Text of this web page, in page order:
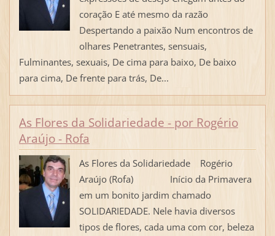
coração E até mesmo da razão
Despertando a paixão Num encontros de
olhares Penetrantes, sensuais,
Fulminantes, sexuais, De cima para baixo, De baixo
para cima, De frente para trás, De...
As Flores da Solidariedade - por Rogério
Araújo - Rofa
As Flores da Solidariedade Rogério
Araújo (Rofa) Início da Primavera
em um bonito jardim chamado
SOLIDARIEDADE. Nele havia diversos
tipos de flores, cada uma com cor, beleza